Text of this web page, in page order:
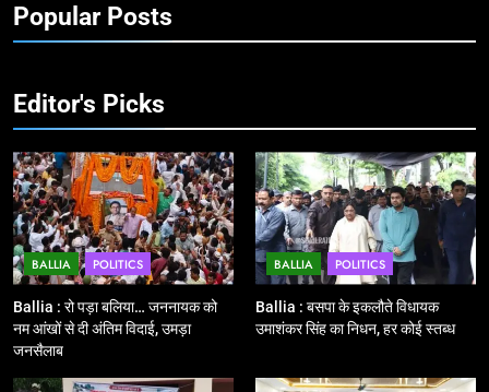
और कानपुर के लिए बस सेवाओं का
11
बिहार विस चुनाव : सभी 90 हजार 712
बूथों से लाइव वेब कास्टिंग की तैयारी
NATIONAL POLITICS
12
Ballia : बलिया रेलवे स्टेशन का अपर
महाप्रबंधक ने किया निरीक्षण
Popular Posts
Editor's Picks
BALLIA POLITICS
Ballia : रो पड़ा बलिया… जननायक को
नम आंखों से दी अंतिम विदाई, उमड़ा
जनसैलाब
BALLIA POLITICS
Ballia : बसपा के इकलौते विधायक
उमाशंकर सिंह का निधन, हर कोई स्तब्ध